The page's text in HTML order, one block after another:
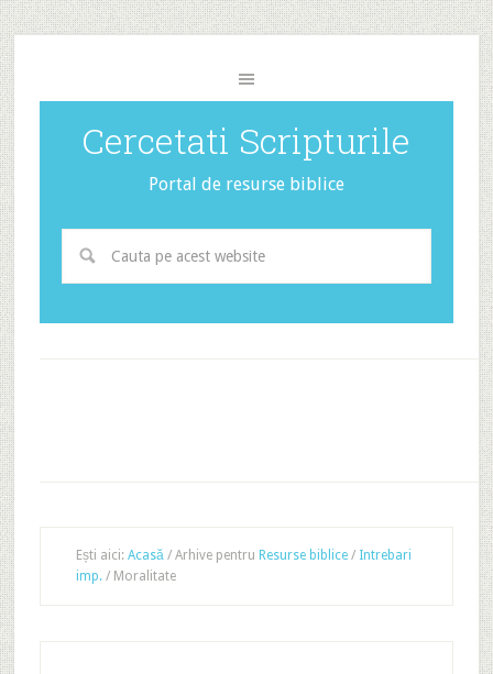
Cercetati Scripturile
Portal de resurse biblice
Ești aici: Acasă /Arhive pentru Resurse biblice / Intrebari
imp. /Moralitate